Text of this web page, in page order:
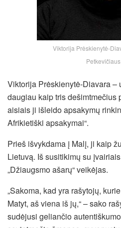
Viktorija Prėskienytė-
Viktorija Prėskienytė-Diavara –
daugiau kaip tris dešimtmečius
aisiais ji išleido apsakymų
Afrikietiški apsakymai“.
Prieš išvykdama į Malį, ji kaip
Lietuvą. Iš susitikimų su
„Džiaugsmo ašarų“ veikėjas.
„Sakoma, kad yra rašytojų,
Matyt, aš viena iš jų,“ – sako
sudėjusi geliančio